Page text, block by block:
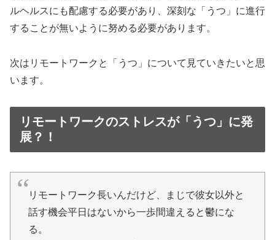
ルヘルスにも配慮する必要があり、深刻な「うつ」に進行
することが無いように努める必要があります。
次はリモートワークと「うつ」について見ていきたいと思
います。
リモートワークのストレスが「うつ」に発
展？！
リモートワーク長いんだけど、まじで彼女以外と
話す機会平日はないから一歩間違えると鬱にな
る。